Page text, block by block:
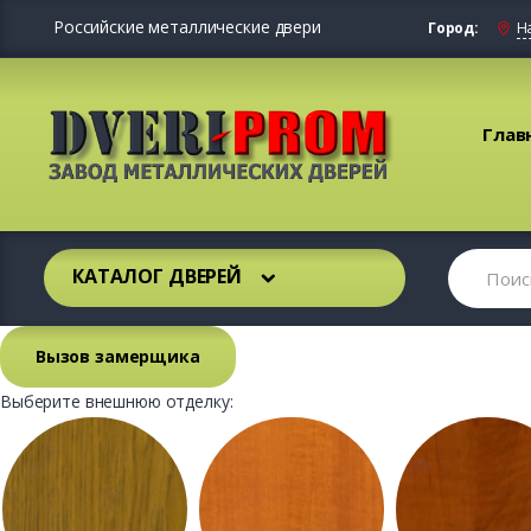
Российские металлические двери Город:
КАТАЛОГ ДВЕРЕЙ
Вызов замерщика
Выберите внешнюю отделку: